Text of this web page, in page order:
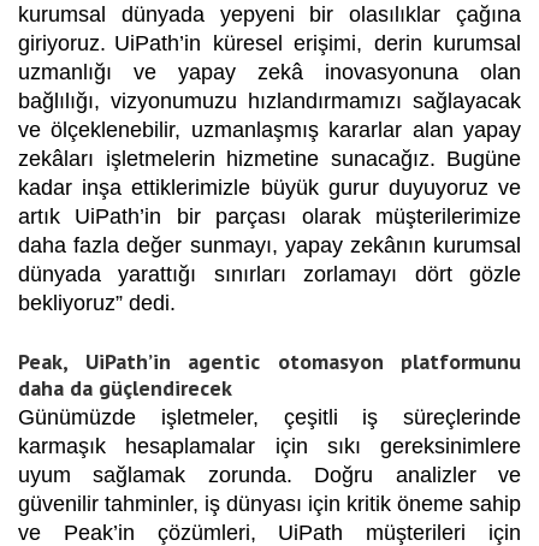
kurumsal dünyada yepyeni bir olasılıklar çağına
giriyoruz. UiPath’in küresel erişimi, derin kurumsal
uzmanlığı ve yapay zekâ inovasyonuna olan
bağlılığı, vizyonumuzu hızlandırmamızı sağlayacak
ve ölçeklenebilir, uzmanlaşmış kararlar alan yapay
zekâları işletmelerin hizmetine sunacağız. Bugüne
kadar inşa ettiklerimizle büyük gurur duyuyoruz ve
artık UiPath’in bir parçası olarak müşterilerimize
daha fazla değer sunmayı, yapay zekânın kurumsal
dünyada yarattığı sınırları zorlamayı dört gözle
bekliyoruz” dedi.
Peak, UiPath’in agentic otomasyon platformunu
daha da güçlendirecek
Günümüzde işletmeler, çeşitli iş süreçlerinde
karmaşık hesaplamalar için sıkı gereksinimlere
uyum sağlamak zorunda. Doğru analizler ve
güvenilir tahminler, iş dünyası için kritik öneme sahip
ve Peak’in çözümleri, UiPath müşterileri için